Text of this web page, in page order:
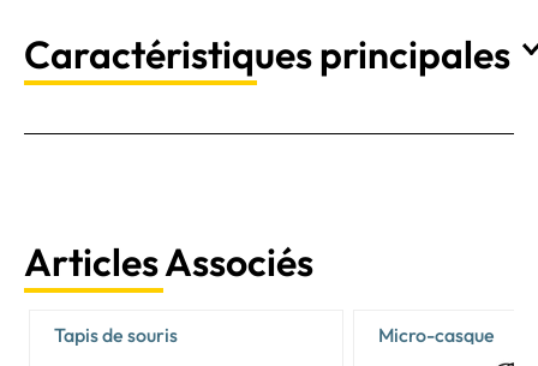
Caractéristiques principales
Articles Associés
Tapis de souris Micro-casque